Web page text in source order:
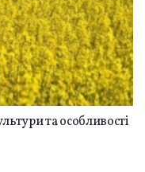
та особливості